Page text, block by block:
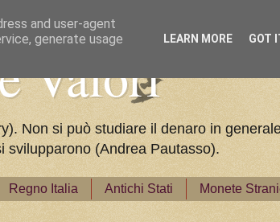
Valori
Non si può studiare il denaro in
svilupparono (Andrea Pautasso).
Regno Italia Antichi Stati Monete
and user-agent
generate usage
LEARN MORE GOT